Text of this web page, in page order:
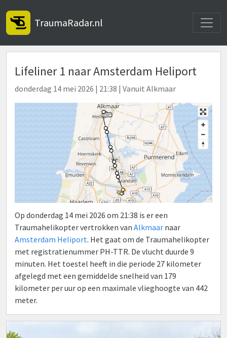
TraumaRadar.nl
Lifeliner 1 naar Amsterdam Heliport
donderdag 14 mei 2026 | 21:38 | Vanuit Alkmaar
Op donderdag 14 mei 2026 om 21:38 is er een
Traumahelikopter vertrokken van Alkmaar naar
Amsterdam Heliport. Het gaat om de Traumahelikopter
met registratienummer PH-TTR. De vlucht duurde 9
minuten. Het toestel heeft in die periode 27 kilometer
afgelegd met een gemiddelde snelheid van 179
kilometer per uur op een maximale vlieghoogte van 442
meter.